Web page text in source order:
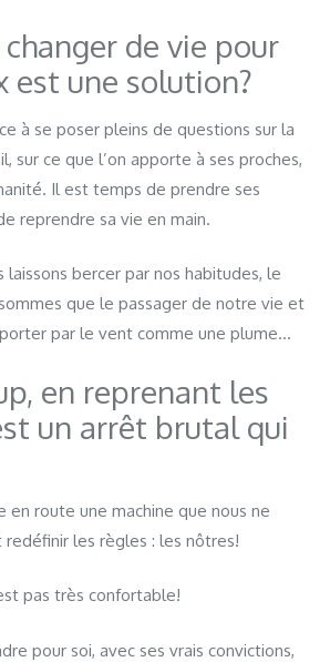
changer de vie pour
est une solution?
à se poser pleins de questions sur la
sur ce que l’on apporte à ses proches,
Il est temps de prendre ses
reprendre sa vie en main.
laissons bercer par nos habitudes, le
que le passager de notre vie et
par le vent comme une plume…
en reprenant les
un arrêt brutal qui
route une machine que nous ne
redéfinir les règles : les nôtres!
pas très confortable!
pour soi, avec ses vrais convictions,